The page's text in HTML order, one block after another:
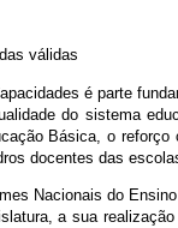
válidas
é parte
do sistema
Básica, o
docentes das
Nacionais do
a sua